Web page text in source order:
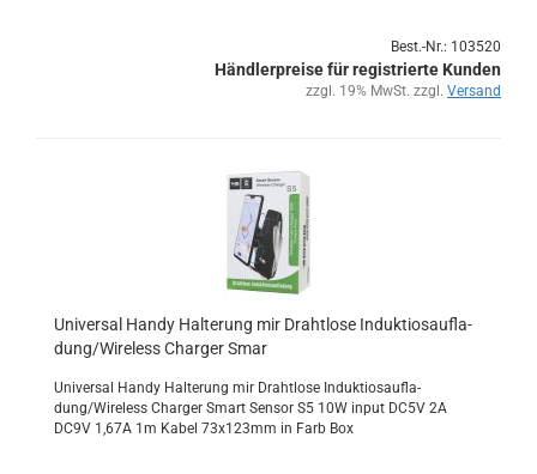
Best.-Nr.: 103520
Händlerpreise für registrierte Kunden
zzgl. 19% MwSt. zzgl. Versand
Uni­ver­sal Handy Hal­te­rung mir Draht­lo­se In­duk­tio­sauf­la­
dung/Wire­less Char­ger Smar
Uni­ver­sal Handy Hal­te­rung mir Draht­lo­se In­duk­tio­sauf­la­
dung/Wire­less Char­ger Smart Sen­sor S5 10W input DC5V 2A
DC9V 1,67A 1m Kabel 73x123mm in Farb Box